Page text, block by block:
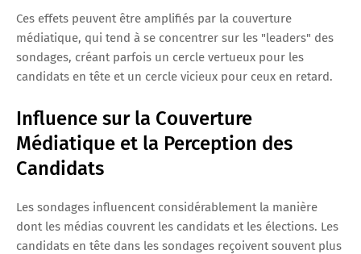
Ces effets peuvent être amplifiés par la couverture
médiatique, qui tend à se concentrer sur les "leaders" des
sondages, créant parfois un cercle vertueux pour les
candidats en tête et un cercle vicieux pour ceux en retard.
Influence sur la Couverture
Médiatique et la Perception des
Candidats
Les sondages influencent considérablement la manière
dont les médias couvrent les candidats et les élections. Les
candidats en tête dans les sondages reçoivent souvent plus